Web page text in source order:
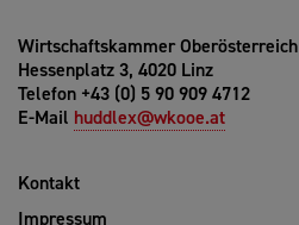
Wirtschaftskammer Oberösterreich
Hessenplatz 3, 4020 Linz
Telefon +43 (0) 5 90 909 4712
E-Mail huddlex@wkooe.at
Kontakt
Impressum